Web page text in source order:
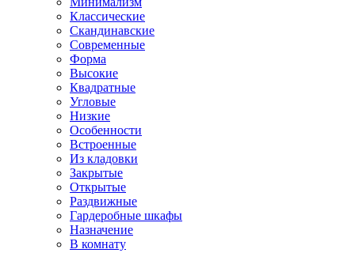
Классические
Скандинавские
Современные
Форма
Высокие
Квадратные
Угловые
Низкие
Особенности
Встроенные
Из кладовки
Закрытые
Открытые
Раздвижные
Гардеробные шкафы
Назначение
В комнату